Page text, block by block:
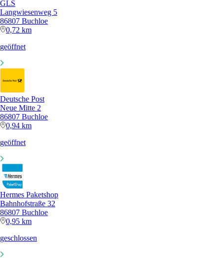
GLS
Langwiesenweg 5
86807 Buchloe
0,72 km
geöffnet
Deutsche Post
Neue Mitte 2
86807 Buchloe
0,94 km
geöffnet
Hermes Paketshop
Bahnhofstraße 32
86807 Buchloe
0,95 km
geschlossen